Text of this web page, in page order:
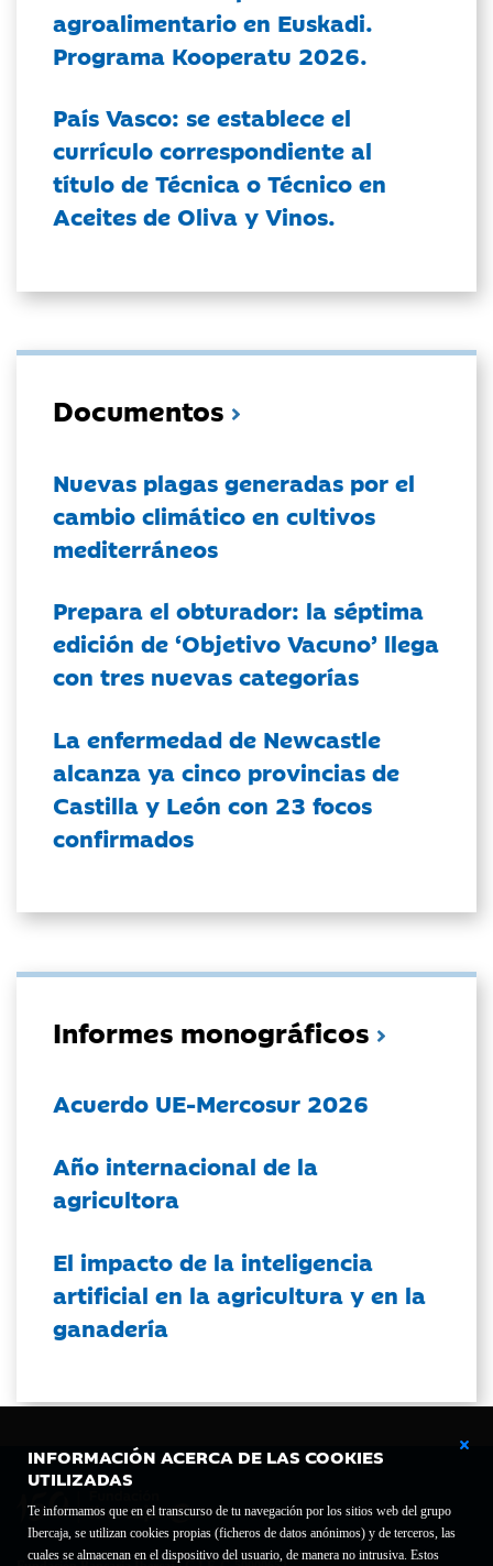
INFORMACIÓN ACERCA DE LAS COOKIES
UTILIZADAS
Te informamos que en el transcurso de tu navegación por los sitios web del grupo
Ibercaja, se utilizan cookies propias (ficheros de datos anónimos) y de terceros, las
cuales se almacenan en el dispositivo del usuario, de manera no intrusiva. Estos
agroalimentario en Euskadi.
Programa Kooperatu 2026.
País Vasco: se establece el
currículo correspondiente al
título de Técnica o Técnico en
Aceites de Oliva y Vinos.
Documentos
Nuevas plagas generadas por el
cambio climático en cultivos
mediterráneos
Prepara el obturador: la séptima
edición de ‘Objetivo Vacuno’ llega
con tres nuevas categorías
La enfermedad de Newcastle
alcanza ya cinco provincias de
Castilla y León con 23 focos
confirmados
Informes monográficos
Acuerdo UE-Mercosur 2026
Año internacional de la
agricultora
El impacto de la inteligencia
artificial en la agricultura y en la
ganadería